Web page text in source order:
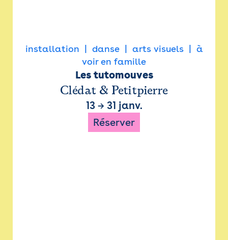
installation danse arts visuels
à
voir en famille
Les tutomouves
Clédat & Petitpierre
13→ 31 janv.
Réserver